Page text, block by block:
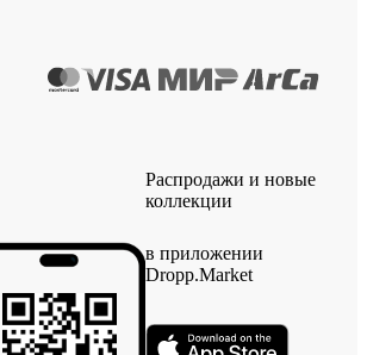
Распродажи и новые
коллекции
в приложении
Dropp.Market